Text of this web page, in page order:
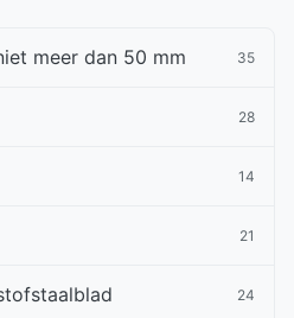
meer dan 50 mm 35
28
14
21
24